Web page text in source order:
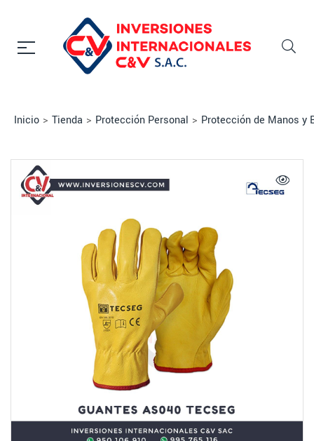
Inicio > Tienda > Protección Personal > Protección de Manos y